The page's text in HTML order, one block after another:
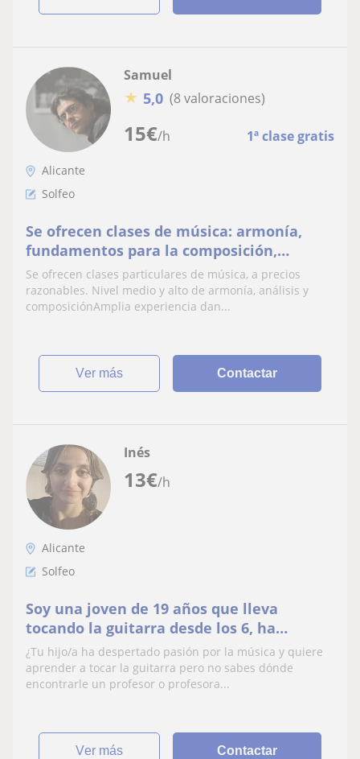
15€/h 1ª clase gratis
Samuel
★ 5,0 (8 valoraciones)
Alicante
Solfeo
Se ofrecen clases de música: armonía,
fundamentos para la composición,
análisis, solfeo y piano
Se ofrecen clases particulares de música, a precios
razonables. Nivel medio y alto de armonía, análisis y
composiciónAmplia experiencia dan...
ver más Contactar
13€/h
Inés
Alicante
Solfeo
Soy una joven de 19 años que lleva
tocando la guitarra desde los 6, ha
estudiado solfeo y está dispuesta a
enseñar y cuidar.
¿Tu hijo/a ha despertado pasión por la música y quiere
aprender a tocar la guitarra pero no sabes dónde
encontrarle un profesor o profesora...
ver más Contactar